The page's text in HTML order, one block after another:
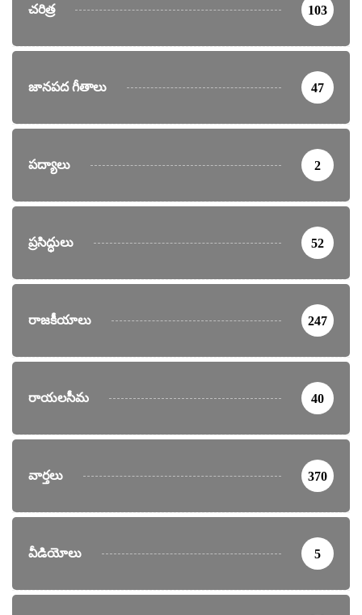
చరిత్ర 103
జానపద గీతాలు 47
పద్యాలు 2
ప్రసిద్ధులు 52
రాజకీయాలు 247
రాయలసీమ 40
వార్తలు 370
వీడియోలు 5